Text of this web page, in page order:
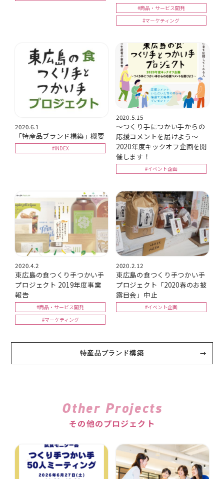
#商品・サービス開発
#マーケティング
2020.6.1
「特産品ブランド構築」概要
#INDEX
2020.5.15
～つくり手につかい手からの
応援コメントを届けよう～
2020年度キックオフ企画を開
催します！
#イベント企画
2020.4.2
東広島の食つくり手つかい手
プロジェクト 2019年度事業
報告
#商品・サービス開発
#マーケティング
2020.2.12
東広島の食つくり手つかい手
プロジェクト「2020春のお披
露目会」中止
#イベント企画
特産品ブランド構築
Other Projects
その他のプロジェクト